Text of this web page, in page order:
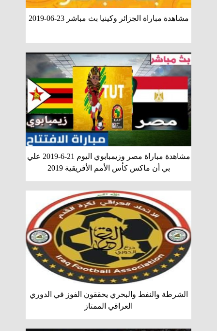
مشاهدة مباراة الجزائر وكينيا بث مباشر 23-06-2019
مشاهدة مباراة مصر وزيمبابوي اليوم 21-6-2019 علي
بي أن ماكس كأس الأمم الأفريقية 2019
الشرطة والنفط والبحري يحققون الفوز في الدوري
العراقي الممتاز